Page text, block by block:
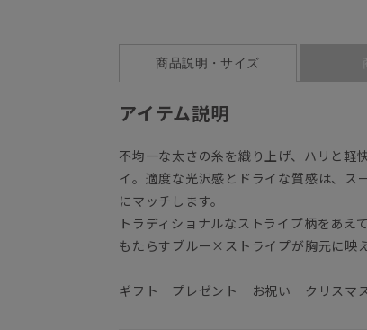
商品説明・サイズ
アイテム説明
不均一な太さの糸を織り上げ、ハリと軽
イ。適度な光沢感とドライな質感は、ス
にマッチします。
トラディショナルなストライプ柄をあえ
もたらすブルー×ストライプが胸元に映
ギフト プレゼント お祝い クリスマ